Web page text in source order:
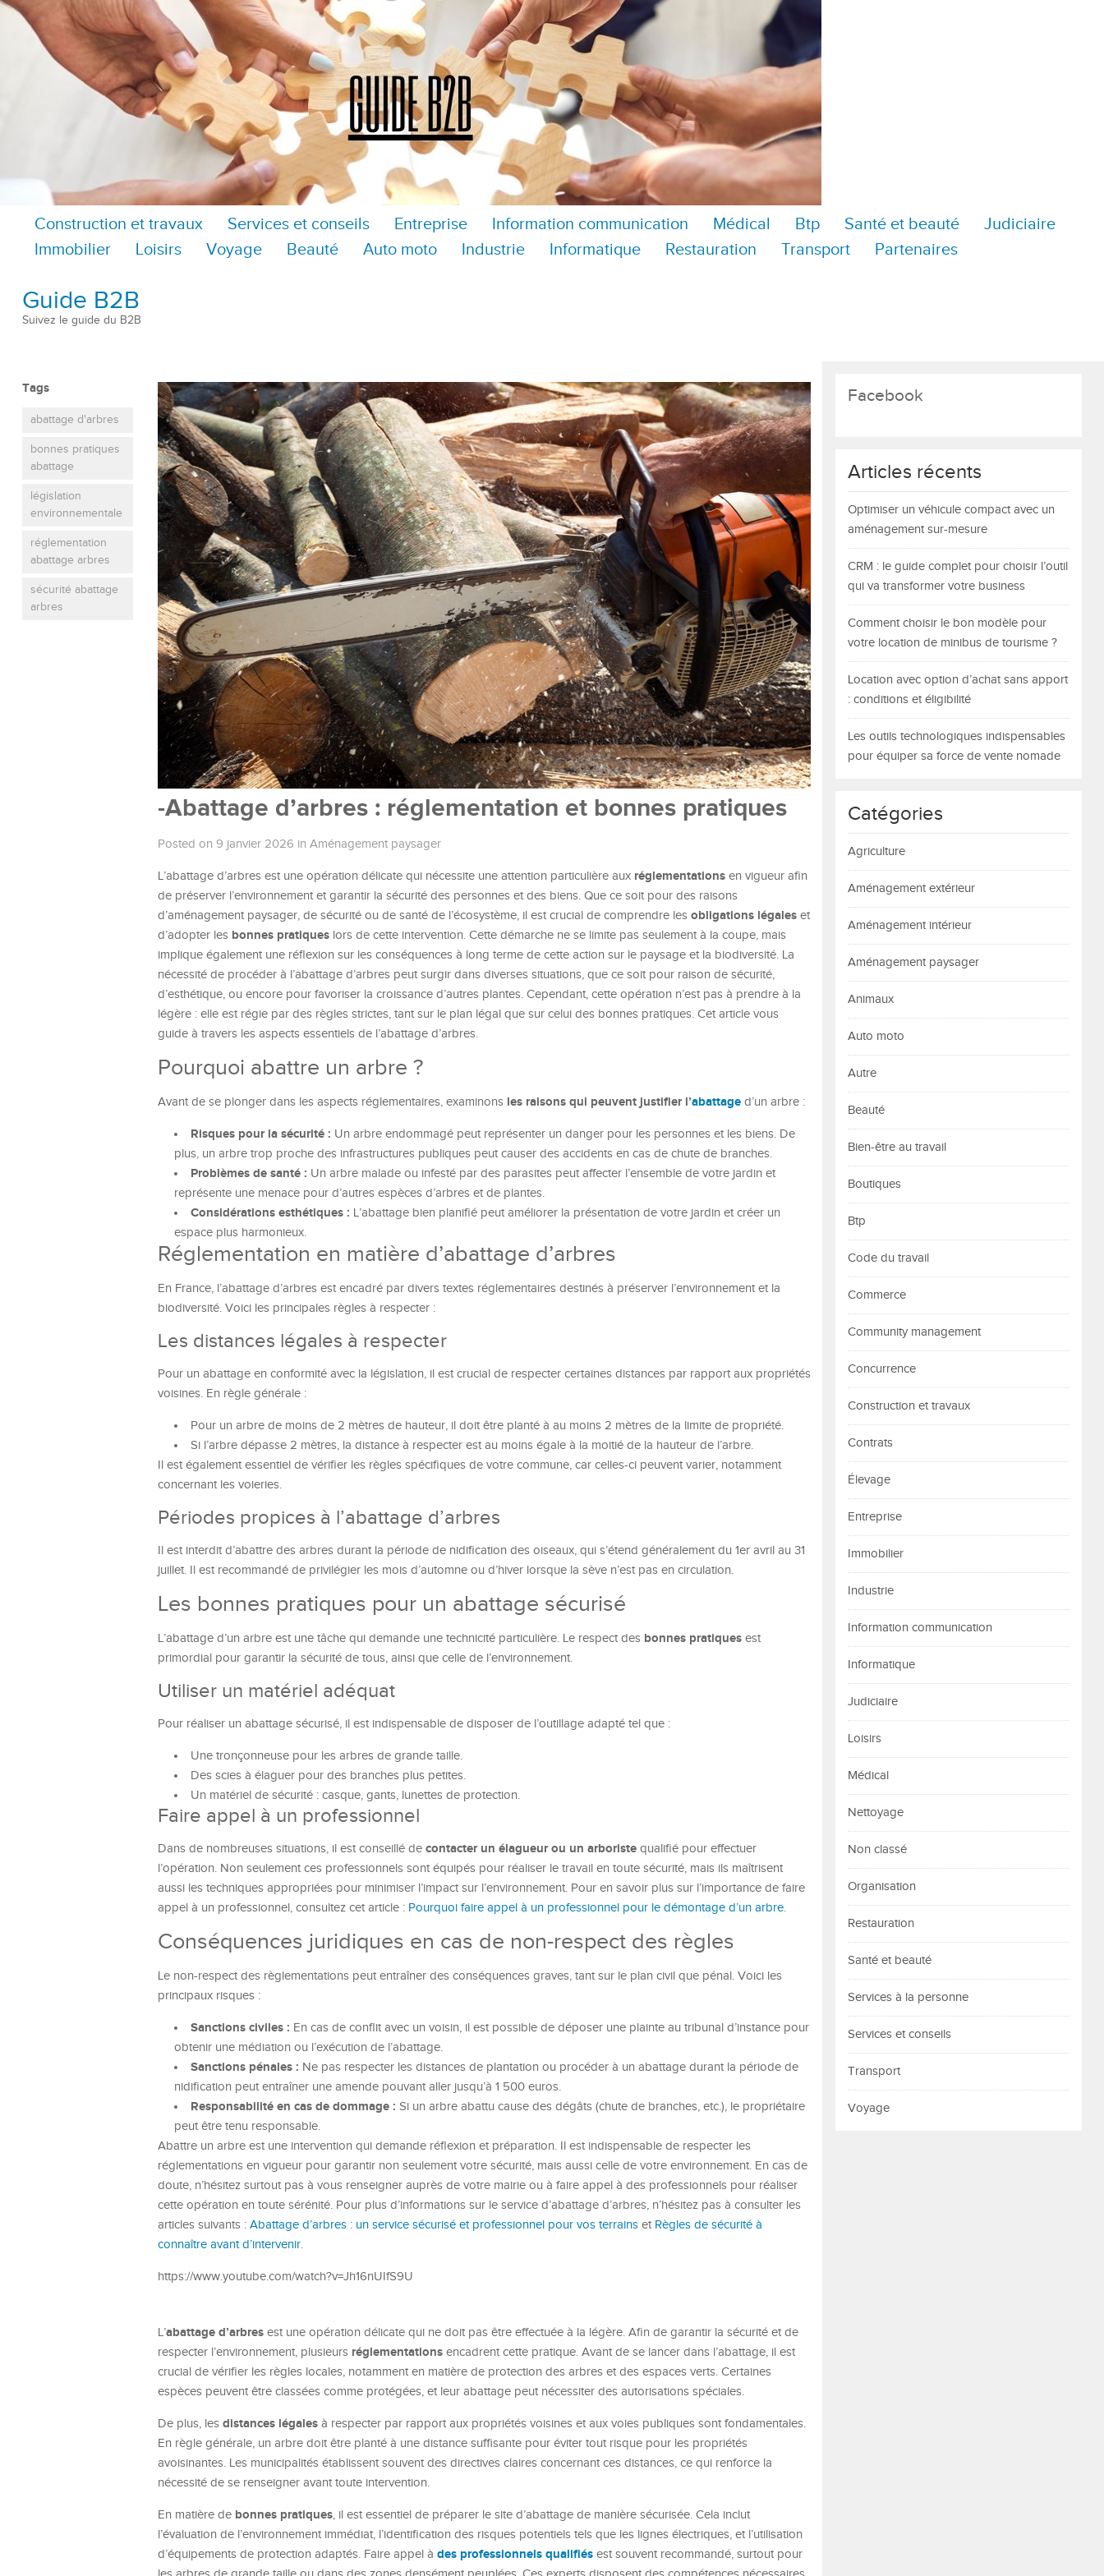
Construction et travaux Services et conseils Entreprise Information communication Médical Btp Santé et beauté
Judiciaire
Immobilier
Loisirs Voyage Beauté Auto moto Industrie Informatique Restauration Transport Partenaires
Guide B2B
Suivez le guide du B2B
Tags
abattage d'arbres
bonnes pratiques
abattage
législation
environnementale
réglementation
abattage arbres
sécurité abattage
arbres
-Abattage d’arbres : réglementation et bonnes pratiques
Posted on 9 janvier 2026 in Aménagement paysager
L’abattage d’arbres est une opération délicate qui nécessite une attention particulière aux réglementations en vigueur afin
de préserver l’environnement et garantir la sécurité des personnes et des biens. Que ce soit pour des raisons
d’aménagement paysager, de sécurité ou de santé de l’écosystème, il est crucial de comprendre les obligations légales et
d’adopter les bonnes pratiques lors de cette intervention. Cette démarche ne se limite pas seulement à la coupe, mais
implique également une réflexion sur les conséquences à long terme de cette action sur le paysage et la biodiversité. La
nécessité de procéder à l’abattage d’arbres peut surgir dans diverses situations, que ce soit pour raison de sécurité,
d’esthétique, ou encore pour favoriser la croissance d’autres plantes. Cependant, cette opération n’est pas à prendre à la
légère : elle est régie par des règles strictes, tant sur le plan légal que sur celui des bonnes pratiques. Cet article vous
guide à travers les aspects essentiels de l’abattage d’arbres.
Pourquoi abattre un arbre ?
Avant de se plonger dans les aspects réglementaires, examinons les raisons qui peuvent justifier l’abattage d’un arbre :
Risques pour la sécurité : Un arbre endommagé peut représenter un danger pour les personnes et les biens. De
plus, un arbre trop proche des infrastructures publiques peut causer des accidents en cas de chute de branches.
Problèmes de santé : Un arbre malade ou infesté par des parasites peut affecter l’ensemble de votre jardin et
représente une menace pour d’autres espèces d’arbres et de plantes.
Considérations esthétiques : L’abattage bien planifié peut améliorer la présentation de votre jardin et créer un
espace plus harmonieux.
Réglementation en matière d’abattage d’arbres
En France, l’abattage d’arbres est encadré par divers textes réglementaires destinés à préserver l’environnement et la
biodiversité. Voici les principales règles à respecter :
Les distances légales à respecter
Pour un abattage en conformité avec la législation, il est crucial de respecter certaines distances par rapport aux propriétés
voisines. En règle générale :
Pour un arbre de moins de 2 mètres de hauteur, il doit être planté à au moins 2 mètres de la limite de propriété.
Si l’arbre dépasse 2 mètres, la distance à respecter est au moins égale à la moitié de la hauteur de l’arbre.
Il est également essentiel de vérifier les règles spécifiques de votre commune, car celles-ci peuvent varier, notamment
concernant les voieries.
Périodes propices à l’abattage d’arbres
Il est interdit d’abattre des arbres durant la période de nidification des oiseaux, qui s’étend généralement du 1er avril au 31
juillet. Il est recommandé de privilégier les mois d’automne ou d’hiver lorsque la sève n’est pas en circulation.
Les bonnes pratiques pour un abattage sécurisé
L’abattage d’un arbre est une tâche qui demande une technicité particulière. Le respect des bonnes pratiques est
primordial pour garantir la sécurité de tous, ainsi que celle de l’environnement.
Utiliser un matériel adéquat
Pour réaliser un abattage sécurisé, il est indispensable de disposer de l’outillage adapté tel que :
Une tronçonneuse pour les arbres de grande taille.
Des scies à élaguer pour des branches plus petites.
Un matériel de sécurité : casque, gants, lunettes de protection.
Faire appel à un professionnel
Dans de nombreuses situations, il est conseillé de contacter un élagueur ou un arboriste qualifié pour effectuer
l’opération. Non seulement ces professionnels sont équipés pour réaliser le travail en toute sécurité, mais ils maîtrisent
aussi les techniques appropriées pour minimiser l’impact sur l’environnement. Pour en savoir plus sur l’importance de faire
appel à un professionnel, consultez cet article : Pourquoi faire appel à un professionnel pour le démontage d’un arbre.
Conséquences juridiques en cas de non-respect des règles
Le non-respect des règlementations peut entraîner des conséquences graves, tant sur le plan civil que pénal. Voici les
principaux risques :
Sanctions civiles : En cas de conflit avec un voisin, il est possible de déposer une plainte au tribunal d’instance pour
obtenir une médiation ou l’exécution de l’abattage.
Sanctions pénales : Ne pas respecter les distances de plantation ou procéder à un abattage durant la période de
nidification peut entraîner une amende pouvant aller jusqu’à 1 500 euros.
Responsabilité en cas de dommage : Si un arbre abattu cause des dégâts (chute de branches, etc.), le propriétaire
peut être tenu responsable.
Abattre un arbre est une intervention qui demande réflexion et préparation. Il est indispensable de respecter les
réglementations en vigueur pour garantir non seulement votre sécurité, mais aussi celle de votre environnement. En cas de
doute, n’hésitez surtout pas à vous renseigner auprès de votre mairie ou à faire appel à des professionnels pour réaliser
cette opération en toute sérénité. Pour plus d’informations sur le service d’abattage d’arbres, n’hésitez pas à consulter les
articles suivants : Abattage d’arbres : un service sécurisé et professionnel pour vos terrains et Règles de sécurité à
connaître avant d’intervenir.
https://www.youtube.com/watch?v=Jh16nUIfS9U
L’abattage d’arbres est une opération délicate qui ne doit pas être effectuée à la légère. Afin de garantir la sécurité et de
respecter l’environnement, plusieurs réglementations encadrent cette pratique. Avant de se lancer dans l’abattage, il est
crucial de vérifier les règles locales, notamment en matière de protection des arbres et des espaces verts. Certaines
espèces peuvent être classées comme protégées, et leur abattage peut nécessiter des autorisations spéciales.
De plus, les distances légales à respecter par rapport aux propriétés voisines et aux voies publiques sont fondamentales.
En règle générale, un arbre doit être planté à une distance suffisante pour éviter tout risque pour les propriétés
avoisinantes. Les municipalités établissent souvent des directives claires concernant ces distances, ce qui renforce la
nécessité de se renseigner avant toute intervention.
En matière de bonnes pratiques, il est essentiel de préparer le site d’abattage de manière sécurisée. Cela inclut
l’évaluation de l’environnement immédiat, l’identification des risques potentiels tels que les lignes électriques, et l’utilisation
d’équipements de protection adaptés. Faire appel à des professionnels qualifiés est souvent recommandé, surtout pour
Facebook
Articles récents
Optimiser un véhicule compact avec un
aménagement sur-mesure
CRM : le guide complet pour choisir l’outil
qui va transformer votre business
Comment choisir le bon modèle pour
votre location de minibus de tourisme ?
Location avec option d’achat sans apport
: conditions et éligibilité
Les outils technologiques indispensables
pour équiper sa force de vente nomade
Catégories
Agriculture
Aménagement extérieur
Aménagement intérieur
Aménagement paysager
Animaux
Auto moto
Autre
Beauté
Bien-être au travail
Boutiques
Btp
Code du travail
Commerce
Community management
Concurrence
Construction et travaux
Contrats
Élevage
Entreprise
Immobilier
Industrie
Information communication
Informatique
Judiciaire
Loisirs
Médical
Nettoyage
Non classé
Organisation
Restauration
Santé et beauté
Services à la personne
Services et conseils
Transport
Voyage